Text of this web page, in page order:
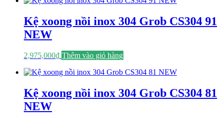
Kệ xoong nồi inox 304 Grob CS304 91
NEW
2,975,000₫ Thêm vào giỏ hàng
Kệ xoong nồi inox 304 Grob CS304 81
NEW